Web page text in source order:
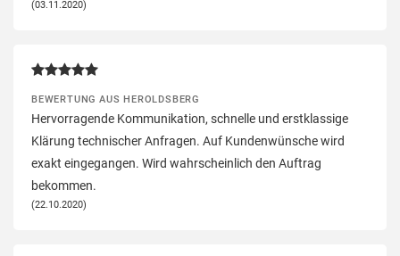
(03.11.2020)
BEWERTUNG AUS HEROLDSBERG
Hervorragende Kommunikation, schnelle und erstklassige
Klärung technischer Anfragen. Auf Kundenwünsche wird
exakt eingegangen. Wird wahrscheinlich den Auftrag
bekommen.
(22.10.2020)